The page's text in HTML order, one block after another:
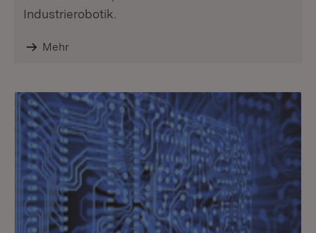
Industrierobotik.
Mehr